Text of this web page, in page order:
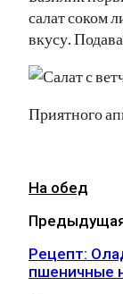
салат соком
вкусу.
Приятного
На обед
Рецепт:
пшеничные